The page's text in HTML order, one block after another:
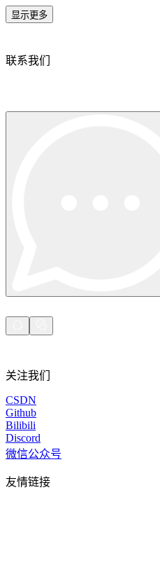
显示更多
联系我们
关注我们
CSDN
Github
Bilibili
Discord
微信公众号
友情链接